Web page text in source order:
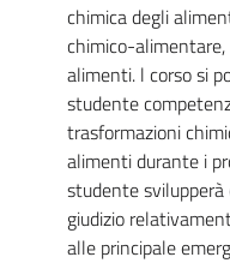
chimica degli
chimico-
alimenti. l corso si
studente
trasformazioni
alimenti durante i
studente svilupperà
giudizio
alle principale